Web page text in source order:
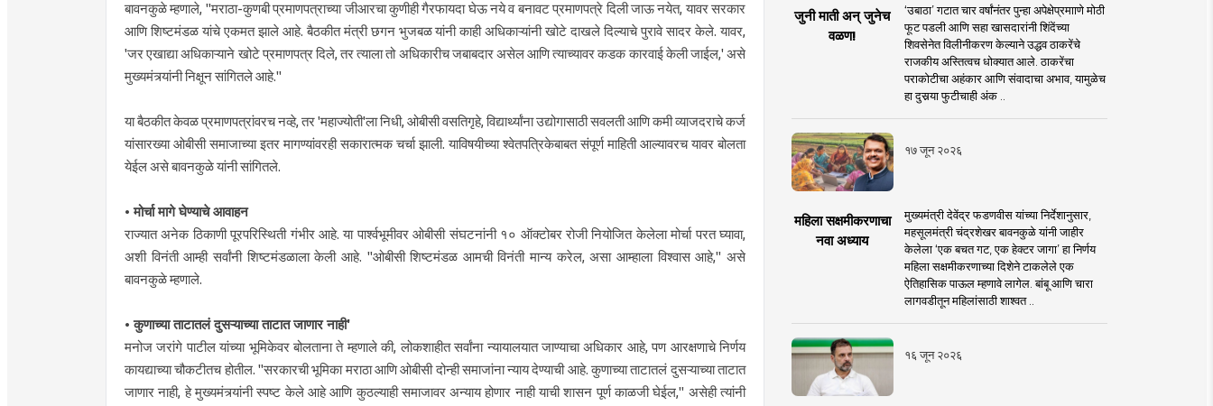
बावनकुळे म्हणाले, "मराठा-कुणबी प्रमाणपत्राच्या जीआरचा कुणीही गैरफायदा घेऊ नये व बनावट प्रमाणपत्रे दिली जाऊ नयेत, यावर सरकार
आणि शिष्टमंडळ यांचे एकमत झाले आहे. बैठकीत मंत्री छगन भुजबळ यांनी काही अधिकाऱ्यांनी खोटे दाखले दिल्याचे पुरावे सादर केले. यावर,
'जर एखाद्या अधिकाऱ्याने खोटे प्रमाणपत्र दिले, तर त्याला तो अधिकारीच जबाबदार असेल आणि त्याच्यावर कडक कारवाई केली जाईल,' असे
मुख्यमंत्र्यांनी निक्षून सांगितले आहे."
​या बैठकीत केवळ प्रमाणपत्रांवरच नव्हे, तर 'महाज्योती'ला निधी, ओबीसी वसतिगृहे, विद्यार्थ्यांना उद्योगासाठी सवलती आणि कमी व्याजदराचे कर्ज
यांसारख्या ओबीसी समाजाच्या इतर मागण्यांवरही सकारात्मक चर्चा झाली. याविषयीच्या श्वेतपत्रिकेबाबत संपूर्ण माहिती आल्यावरच यावर बोलता
येईल असे बावनकुळे यांनी सांगितले.
• मोर्चा मागे घेण्याचे आवाहन
राज्यात अनेक ठिकाणी पूरपरिस्थिती गंभीर आहे. या पार्श्वभूमीवर ओबीसी संघटनांनी १० ऑक्टोबर रोजी नियोजित केलेला मोर्चा परत घ्यावा,
अशी विनंती आम्ही सर्वांनी शिष्टमंडळाला केली आहे. "ओबीसी शिष्टमंडळ आमची विनंती मान्य करेल, असा आम्हाला विश्वास आहे," असे
बावनकुळे म्हणाले.
•​ कुणाच्या ताटातलं दुसऱ्याच्या ताटात जाणार नाही'
मनोज जरांगे पाटील यांच्या भूमिकेवर बोलताना ते म्हणाले की, लोकशाहीत सर्वांना न्यायालयात जाण्याचा अधिकार आहे, पण आरक्षणाचे निर्णय
कायद्याच्या चौकटीतच होतील. "सरकारची भूमिका मराठा आणि ओबीसी दोन्ही समाजांना न्याय देण्याची आहे. कुणाच्या ताटातलं दुसऱ्याच्या ताटात
जाणार नाही, हे मुख्यमंत्र्यांनी स्पष्ट केले आहे आणि कुठल्याही समाजावर अन्याय होणार नाही याची शासन पूर्ण काळजी घेईल," असेही त्यांनी
जुनी माती अन् जुनेच
वळण!
‘उबाठा’ गटात चार वर्षांनंतर पुन्हा अपेक्षेप्रमााणे मोठी
फूट पडली आणि सहा खासदारांनी शिंदेंच्या
शिवसेनेत विलीनीकरण केल्याने उद्धव ठाकरेंचे
राजकीय अस्तित्वच धोक्यात आले. ठाकरेंचा
पराकोटीचा अहंकार आणि संवादाचा अभाव, यामुळेच
हा दुसर्‍या फुटीचाही अंक ..
१७ जून २०२६
महिला सक्षमीकरणाचा
नवा अध्याय
मुख्यमंत्री देवेंद्र फडणवीस यांच्या निर्देशानुसार,
महसूलमंत्री चंद्रशेखर बावनकुळे यांनी जाहीर
केलेला ‘एक बचत गट, एक हेक्टर जागा’ हा निर्णय
महिला सक्षमीकरणाच्या दिशेने टाकलेले एक
ऐतिहासिक पाऊल म्हणावे लागेल. बांबू आणि चारा
लागवडीतून महिलांसाठी शाश्वत ..
१६ जून २०२६